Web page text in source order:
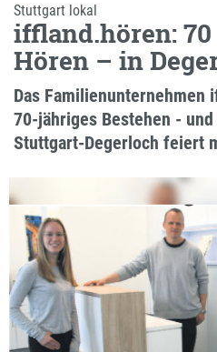
Stuttgart lokal
iffland.hören:
Hören – in
Das
70-jähriges Bestehen -
Stuttgart-Degerloch feiert